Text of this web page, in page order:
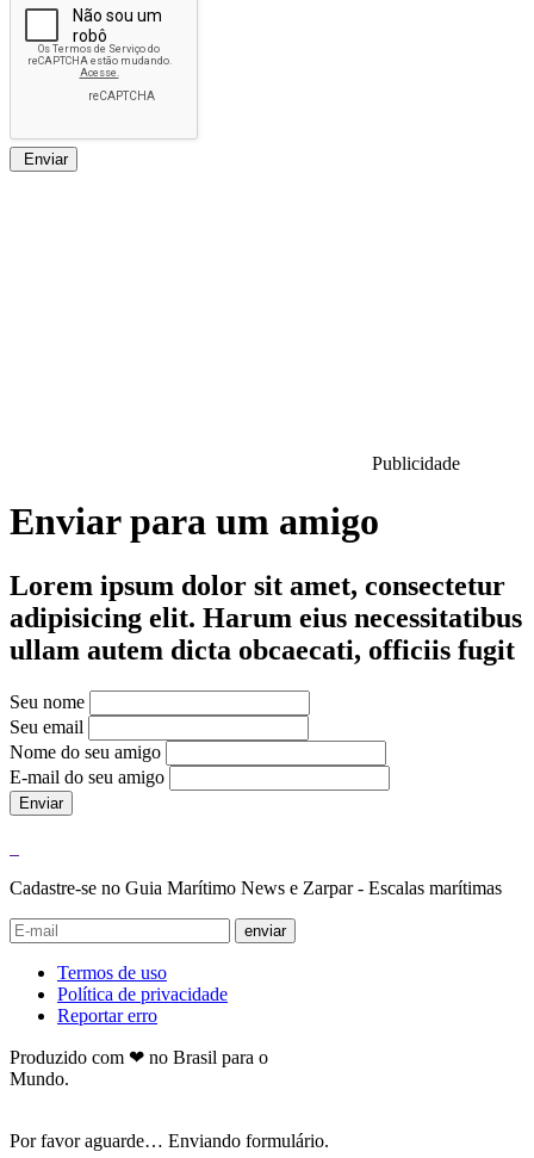
Enviar
Publicidade
Enviar para um amigo
Lorem ipsum dolor sit amet, consectetur
adipisicing elit. Harum eius necessitatibus
ullam autem dicta obcaecati, officiis fugit
Seu nome
Seu email
Nome do seu amigo
E-mail do seu amigo
Enviar
Cadastre-se no Guia Marítimo News e Zarpar - Escalas marítimas
enviar
Termos de uso
Política de privacidade
Reportar erro
Produzido com ❤ no Brasil para o
Mundo.
Por favor aguarde… Enviando formulário.